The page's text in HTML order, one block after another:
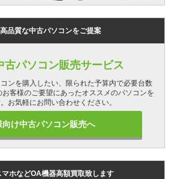
品質な中古パソコンをご提案
古パソコン販売サービス
ンを購入したい、限られた予算内で必要台数
客様のご要望にあったオススメのパソコンを
お気軽にお問い合わせください。
向け中古パソコン販売へ
ホなどOA機器高額買取致します